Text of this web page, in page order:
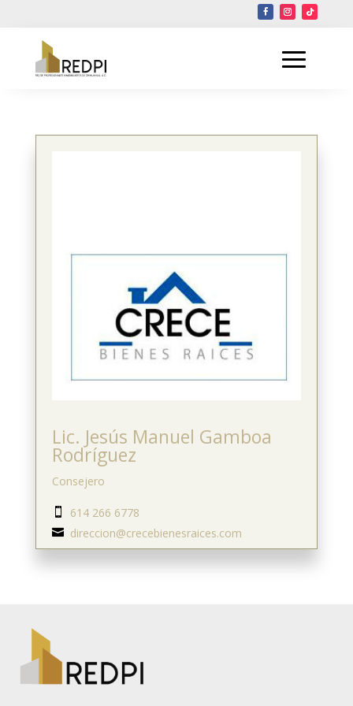
Lic. Jesús Manuel Gamboa
Rodríguez
Consejero
 614 266 6778
 direccion@crecebienesraices.com